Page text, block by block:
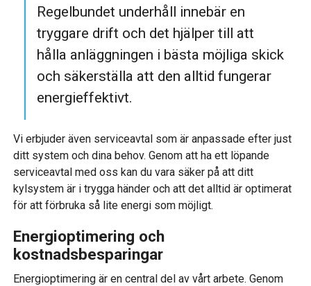
Regelbundet underhåll innebär en
tryggare drift och det hjälper till att
hålla anläggningen i bästa möjliga skick
och säkerställa att den alltid fungerar
energieffektivt.
Vi erbjuder även serviceavtal som är anpassade efter just
ditt system och dina behov. Genom att ha ett löpande
serviceavtal med oss kan du vara säker på att ditt
kylsystem är i trygga händer och att det alltid är optimerat
för att förbruka så lite energi som möjligt.
Energioptimering och
kostnadsbesparingar
Energioptimering är en central del av vårt arbete. Genom